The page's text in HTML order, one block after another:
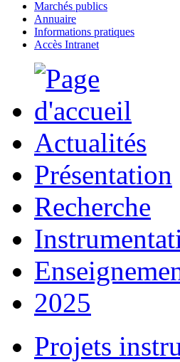
Marchés publics
Annuaire
Informations pratiques
Accès Intranet
Actualités
Présentation
Recherche
2025
Projets